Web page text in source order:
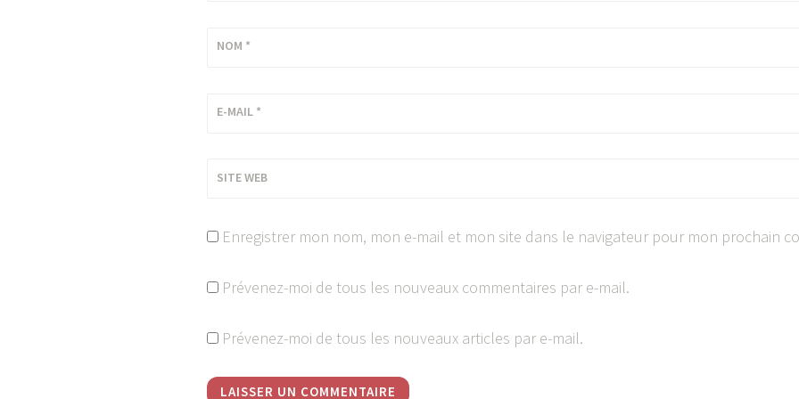
NOM *
E-MAIL *
SITE WEB
Enregistrer mon nom, mon e-mail et mon site dans le navigateur pour mon prochain
Prévenez-moi de tous les nouveaux commentaires par e-mail.
Prévenez-moi de tous les nouveaux articles par e-mail.